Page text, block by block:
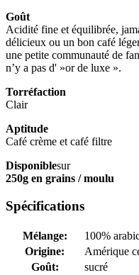
Goût
Acidité fine et équilibrée,
délicieux ou un bon café
une petite communauté de
n’y a pas d' »or de luxe ».
Torréfaction
Clair
Aptitude
Café crème et café filtre
Disponiblesur
250g en grains / moulu
Spécifications
Mélange:
100%
Origine:
Amérique
Goût:
sucré